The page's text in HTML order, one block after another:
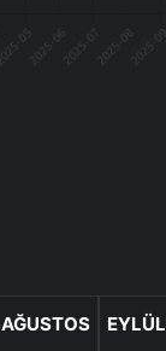
AĞUSTOS EYLÜL